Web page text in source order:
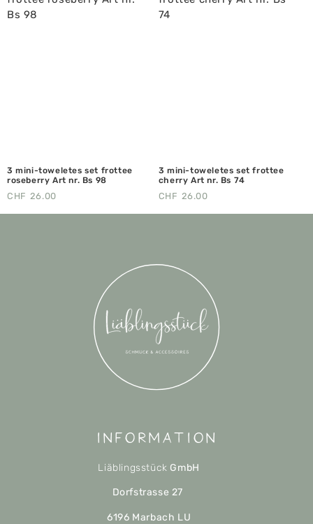
3 mini-toweletes set frottee
roseberry Art nr. Bs 98
CHF 26.00
3 mini-toweletes set frottee
cherry Art nr. Bs 74
CHF 26.00
Information
Liäblingsstück GmbH
Dorfstrasse 27
6196 Marbach LU